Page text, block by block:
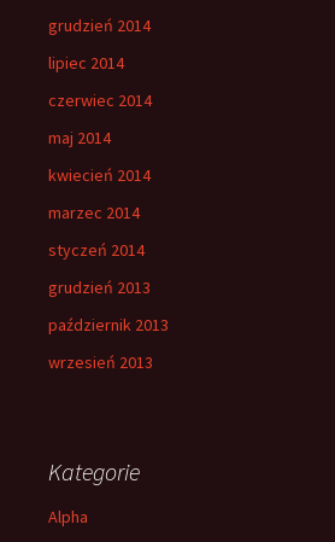
grudzień 2014
lipiec 2014
czerwiec 2014
maj 2014
kwiecień 2014
marzec 2014
styczeń 2014
grudzień 2013
październik 2013
wrzesień 2013
Kategorie
Alpha